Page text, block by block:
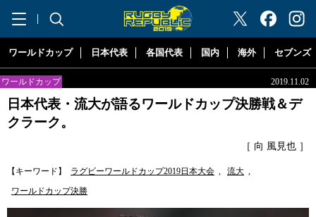
"ラグビーリパブリック"
ワールドカップ 日本代表 各国代表 国内 海外 セブンズ
ワールドカップ 2019.11.02
日本代表・流大が語るワールドカップ決勝戦＆デ
クラーク。
［ 向 風見也 ］
【キーワード】 ラグビーワールドカップ2019日本大会 , 流大 ,
ワールドカップ決勝